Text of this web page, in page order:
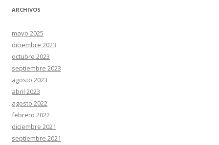
ARCHIVOS
mayo 2025
diciembre 2023
octubre 2023
septiembre 2023
agosto 2023
abril 2023
agosto 2022
febrero 2022
diciembre 2021
septiembre 2021